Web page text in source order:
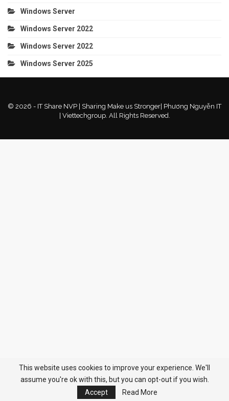
Windows Server
Windows Server 2022
Windows Server 2022
Windows Server 2025
© 2026 - IT Share NVP | Sharing Make us Stronger| Phương Nguyễn IT
| Viettechgroup. All Rights Reserved.
This website uses cookies to improve your experience. We'll
assume you're ok with this, but you can opt-out if you wish.
Accept
Read More